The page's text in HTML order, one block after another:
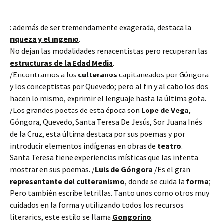
: además de ser tremendamente exagerada, destaca la
riqueza y el ingenio.
No dejan las modalidades renacentistas pero recuperan las
estructuras de la Edad Media.
/Encontramos a los culteranos capitaneados por Góngora
y los conceptistas por Quevedo; pero al fin y al cabo los dos
hacen lo mismo, exprimir el lenguaje hasta la última gota.
/Los grandes poetas de esta época son Lope de Vega,
Góngora, Quevedo, Santa Teresa De Jesús, Sor Juana Inés
de la Cruz, esta última destaca por sus poemas y por
introducir elementos indígenas en obras de teatro.
Santa Teresa tiene experiencias místicas que las intenta
mostrar en sus poemas. /Luis de Góngora /Es el gran
representante del culteranismo, donde se cuida la forma;
Pero también escribe letrillas. Tanto unos como otros muy
cuidados en la forma y utilizando todos los recursos
literarios, este estilo se llama Gongorino.